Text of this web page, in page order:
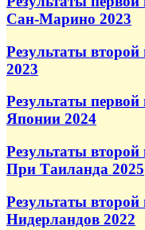
Сан-Марино 2023
Результаты
2023
Результаты
Японии 2024
Результаты
При Таиланда 2025
Результаты
Нидерландов 2022